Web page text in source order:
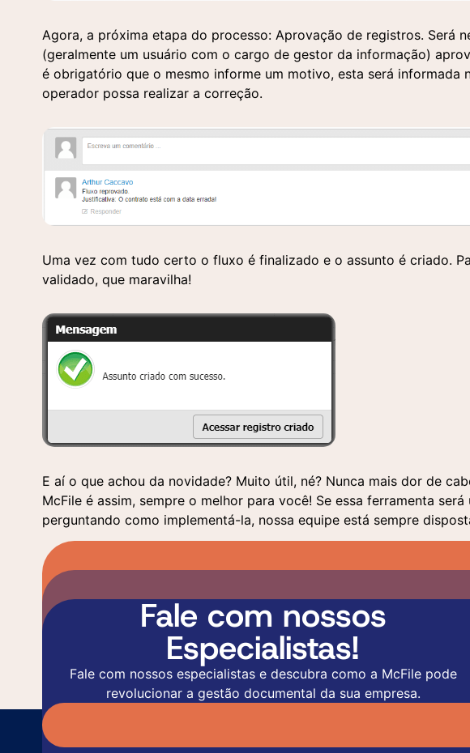
Agora, a próxima etapa do processo: Aprovação de registros. Será
(geralmente um usuário com o cargo de gestor da informação)
é obrigatório que o mesmo informe um motivo, esta será informada
operador possa realizar a correção.
Uma vez com tudo certo o fluxo é finalizado e o assunto é criado.
validado, que maravilha!
E aí o que achou da novidade? Muito útil, né? Nunca mais dor de
McFile é assim, sempre o melhor para você! Se essa ferramenta
perguntando como implementá-la, nossa equipe está sempre
Fale com nossos
Especialistas!
Fale com nossos especialistas e descubra como a McFile pode
revolucionar a gestão documental da sua empresa.